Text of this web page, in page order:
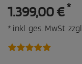
1.399,00 €*
* inkl. ges. MwSt. zzgl.